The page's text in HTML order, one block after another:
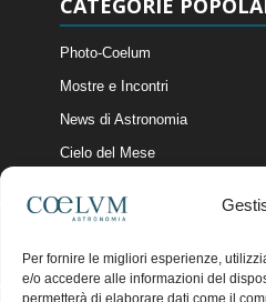
Per fornire le migliori esperienze,
e/o accedere alle informazioni del
permetterà di elaborare dati come il
CATEGORIE
Photo-Coelum
Mostre e Incontri
News di Astronomia
Cielo del Mese
Articoli e Risorse On-Line
Il Blog della Redazione